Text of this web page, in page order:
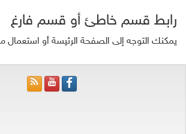
رابط قسم خاطئ أو قسم فارغ
يمكنك التوجه إلى الصفحة الرئيسة أو استعمال